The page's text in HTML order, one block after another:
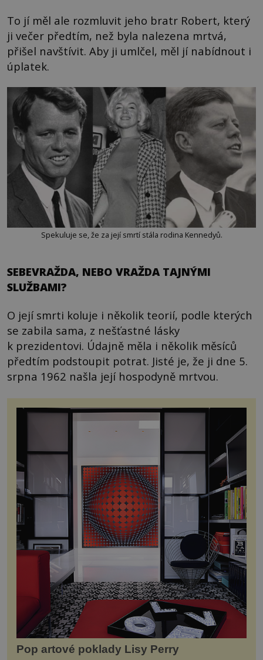
To jí měl ale rozmluvit jeho bratr Robert, který
ji večer předtím, než byla nalezena mrtvá,
přišel navštívit. Aby ji umlčel, měl jí nabídnout i
úplatek.
Spekuluje se, že za její smrtí stála rodina Kennedyů.
SEBEVRAŽDA, NEBO VRAŽDA TAJNÝMI
SLUŽBAMI?
O její smrti koluje i několik teorií, podle kterých
se zabila sama, z nešťastné lásky
k prezidentovi. Údajně měla i několik měsíců
předtím podstoupit potrat. Jisté je, že ji dne 5.
srpna 1962 našla její hospodyně mrtvou.
Pop artové poklady Lisy Perry